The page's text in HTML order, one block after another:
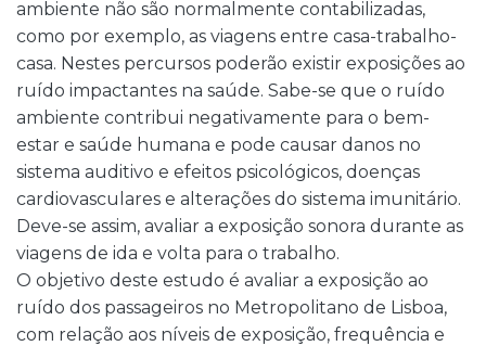
ambiente não são normalmente contabilizadas,
como por exemplo, as viagens entre casa-trabalho-
casa. Nestes percursos poderão existir exposições ao
ruído impactantes na saúde. Sabe-se que o ruído
ambiente contribui negativamente para o bem-
estar e saúde humana e pode causar danos no
sistema auditivo e efeitos psicológicos, doenças
cardiovasculares e alterações do sistema imunitário.
Deve-se assim, avaliar a exposição sonora durante as
viagens de ida e volta para o trabalho.
O objetivo deste estudo é avaliar a exposição ao
ruído dos passageiros no Metropolitano de Lisboa,
com relação aos níveis de exposição, frequência e